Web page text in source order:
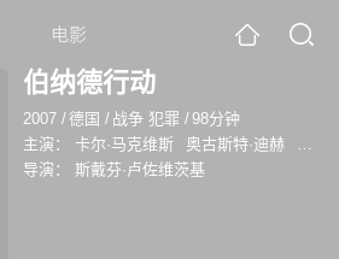
电影
伯纳德行动
2007 / 德国 / 战争 犯罪 /98分钟
主演：
卡尔·马克维斯 奥古斯特·迪赫
大卫
导演：
斯戴芬·卢佐维茨基